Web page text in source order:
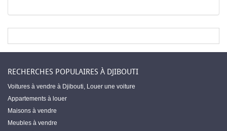
RECHERCHES POPULAIRES À DJIBOUTI
Voitures à vendre à Djibouti, Louer une voiture
Appartements à louer
Maisons à vendre
Meubles à vendre